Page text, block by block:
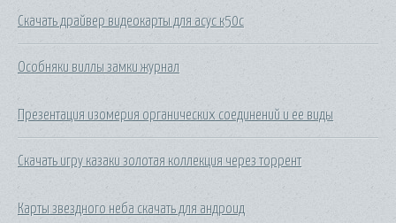
Скачать драйвер видеокарты для асус к50с
Особняки виллы замки журнал
Презентация изомерия органических соединений и ее виды
Скачать игру казаки золотая коллекция через торрент
Карты звездного неба скачать для андроид